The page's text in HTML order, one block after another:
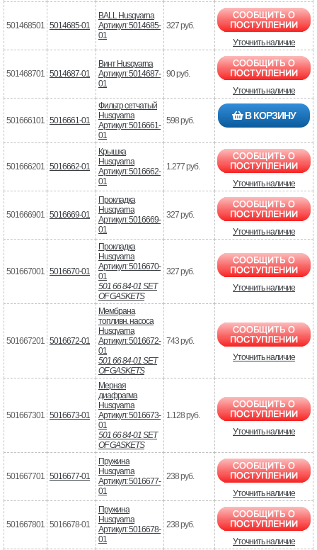
501468501 5014685-01
BALL Husqvarna
Артикул: 5014685-
01
327 руб.
Уточнить наличие
501468701 5014687-01
Винт Husqvarna
Артикул: 5014687-
01
90 руб.
Уточнить наличие
501666101 5016661-01
Фильтр сетчатый
Husqvarna
Артикул: 5016661-
01
598 руб. В КОРЗИНУ
501666201 5016662-01
Крышка
Husqvarna
Артикул: 5016662-
01
1.277 руб.
Уточнить наличие
501666901 5016669-01
Прокладка
Husqvarna
Артикул: 5016669-
01
327 руб.
Уточнить наличие
501667001 5016670-01
Прокладка
Husqvarna
Артикул: 5016670-
01
501 66 84-01 SET
OF GASKETS
327 руб.
Уточнить наличие
501667201 5016672-01
Мембрана
топливн. насоса
Husqvarna
Артикул: 5016672-
01
501 66 84-01 SET
OF GASKETS
743 руб.
Уточнить наличие
501667301 5016673-01
Мерная
диафрагма
Husqvarna
Артикул: 5016673-
01
501 66 84-01 SET
OF GASKETS
1.128 руб.
Уточнить наличие
501667701 5016677-01
Пружина
Husqvarna
Артикул: 5016677-
01
238 руб.
Уточнить наличие
501667801 5016678-01
Пружина
Husqvarna
Артикул: 5016678-
01
238 руб.
Уточнить наличие